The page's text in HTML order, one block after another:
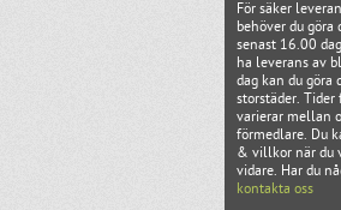
För säker
behöver du
senast 16.00
ha leverans av
dag kan du göra
storstäder.
varierar mellan
förmedlare. Du
& villkor när du
vidare. Har du
kontakta oss